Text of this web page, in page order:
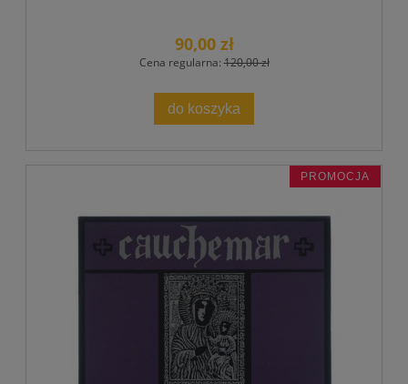
90,00 zł
Cena regularna:120,00 zł
do koszyka
PROMOCJA